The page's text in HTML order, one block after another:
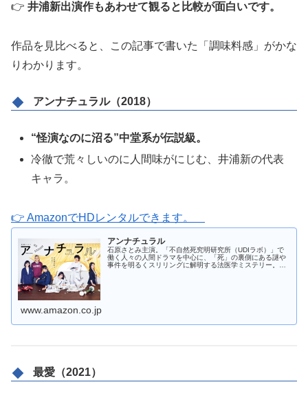
👉 井浦新出演作もあわせて観ると比較が面白いです。
作品を見比べると、この記事で書いた「調味料感」がかな
りわかります。
アンナチュラル（2018）
“怪演なのに沼る”中堂系が伝説級。
冷徹で荒々しいのに人間味がにじむ、井浦新の代表
キャラ。
👉 AmazonでHDレンタルできます。
アンナチュラル
石原さとみ主演。「不自然死究明研究所（UDIラボ）」で
働く人々の人間ドラマを中心に、「死」の裏側にある謎や
事件を明るくスリリングに解明する法医学ミステリー。
www.amazon.co.jp
最愛（2021）